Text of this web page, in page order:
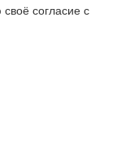
согласие с